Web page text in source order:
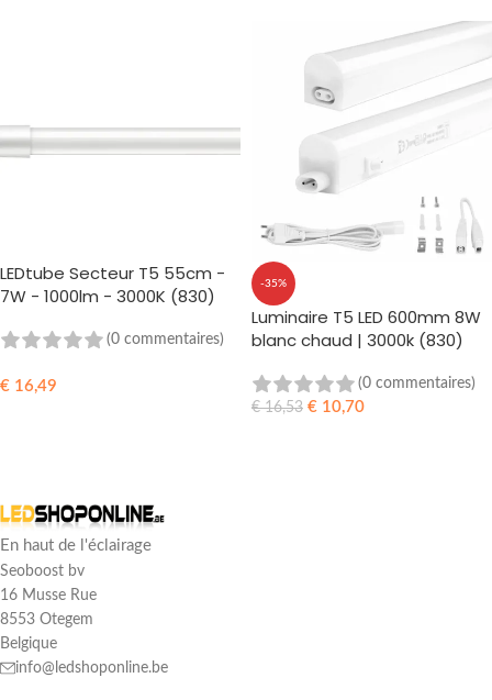
LEDtube Secteur T5 55cm -
7W - 1000lm - 3000K (830)
(0 commentaires)
€ 16,49
-35%
Luminaire T5 LED 600mm 8W
blanc chaud | 3000k (830)
(0 commentaires)
€16,53 € 10,70
En haut de l'éclairage
Seoboost bv
16 Musse Rue
8553 Otegem
Belgique
info@ledshoponline.be